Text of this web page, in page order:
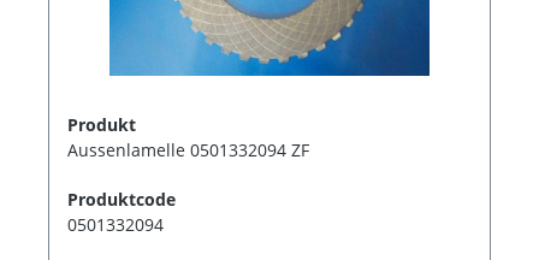
Produkt
Aussenlamelle 0501332094 ZF
Produktcode
0501332094